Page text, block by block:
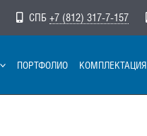
СПБ +7 (812) 317-7-157
ПОРТФОЛИО КОМПЛЕКТАЦИЯ